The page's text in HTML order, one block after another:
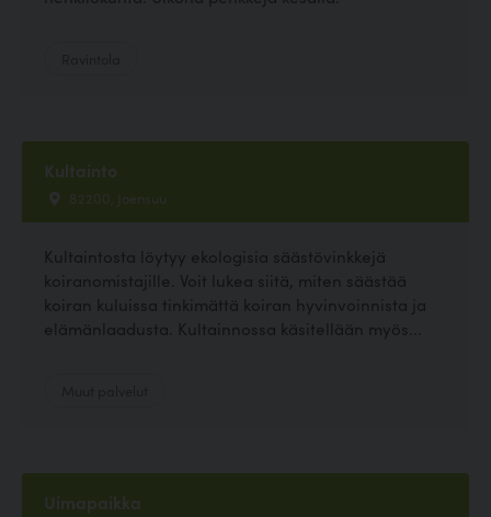
Kultainto
82200, Joensuu
Kultaintosta löytyy ekologisia säästövinkkejä
koiranomistajille. Voit lukea siitä, miten säästää
koiran kuluissa tinkimättä koiran hyvinvoinnista ja
elämänlaadusta. Kultainnossa käsitellään myös...
Uimapaikka